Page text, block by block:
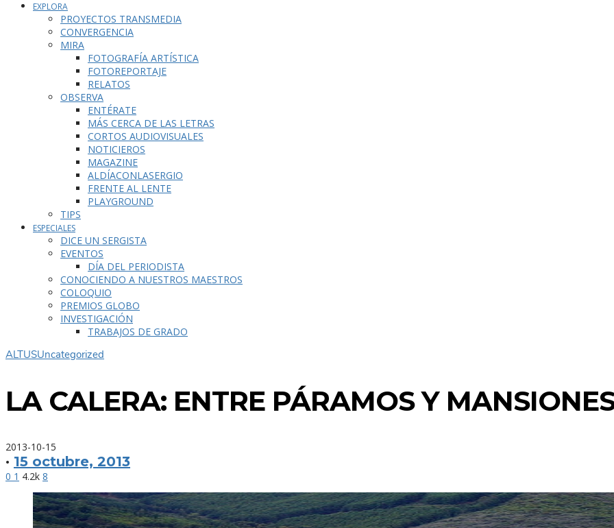
EXPLORA
PROYECTOS TRANSMEDIA
CONVERGENCIA
MIRA
FOTOGRAFÍA ARTÍSTICA
FOTOREPORTAJE
RELATOS
OBSERVA
ENTÉRATE
MÁS CERCA DE LAS LETRAS
CORTOS AUDIOVISUALES
NOTICIEROS
MAGAZINE
ALDÍACONLASERGIO
FRENTE AL LENTE
PLAYGROUND
TIPS
ESPECIALES
DICE UN SERGISTA
EVENTOS
DÍA DEL PERIODISTA
CONOCIENDO A NUESTROS MAESTROS
COLOQUIO
PREMIOS GLOBO
INVESTIGACIÓN
TRABAJOS DE GRADO
ALTUSUncategorized
LA CALERA: ENTRE PÁRAMOS Y
2013-10-15
· 15 octubre, 2013
0 1 4.2k 8